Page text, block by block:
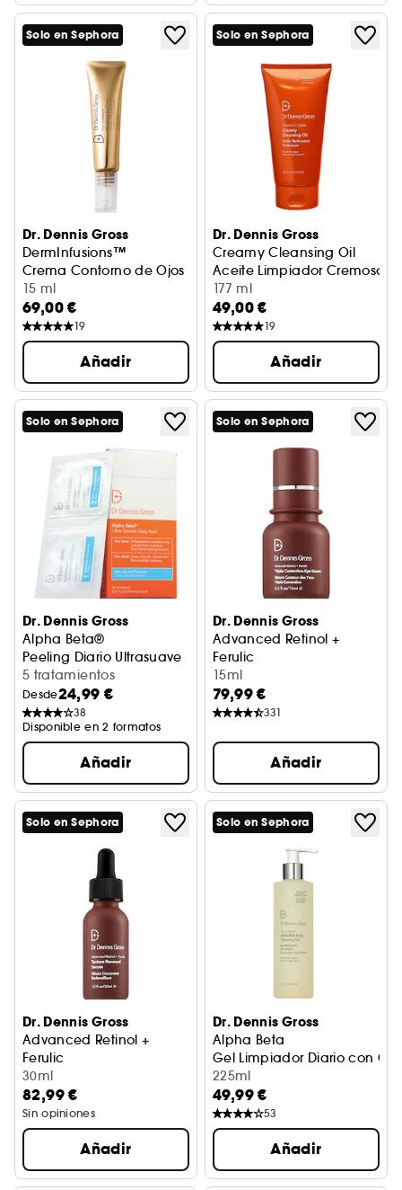
Solo en Sephora
Dr. Dennis Gross
DermInfusions™
Crema Contorno de Ojos Rellenadora + Regeneradora
15 ml
69,00 €
19
Añadir
Solo en Sephora
Dr. Dennis Gross
Creamy Cleansing Oil
Aceite Limpiador Cremoso
177 ml
49,00 €
19
Añadir
Solo en Sephora
Dr. Dennis Gross
Alpha Beta®
Peeling Diario Ultrasuave
5 tratamientos
Desde24,99 €
38
Disponible en 2 formatos
Añadir
Solo en Sephora
Dr. Dennis Gross
Advanced Retinol +
Ferulic
Sérum Contorno de Ojos
15ml
79,99 €
331
Añadir
Solo en Sephora
Dr. Dennis Gross
Advanced Retinol +
Ferulic
Sérum Concentrado Redensificante
30ml
82,99 €
Sin opiniones
Añadir
Solo en Sephora
Dr. Dennis Gross
Alpha Beta
Gel Limpiador Diario con
225ml
49,99 €
53
Añadir